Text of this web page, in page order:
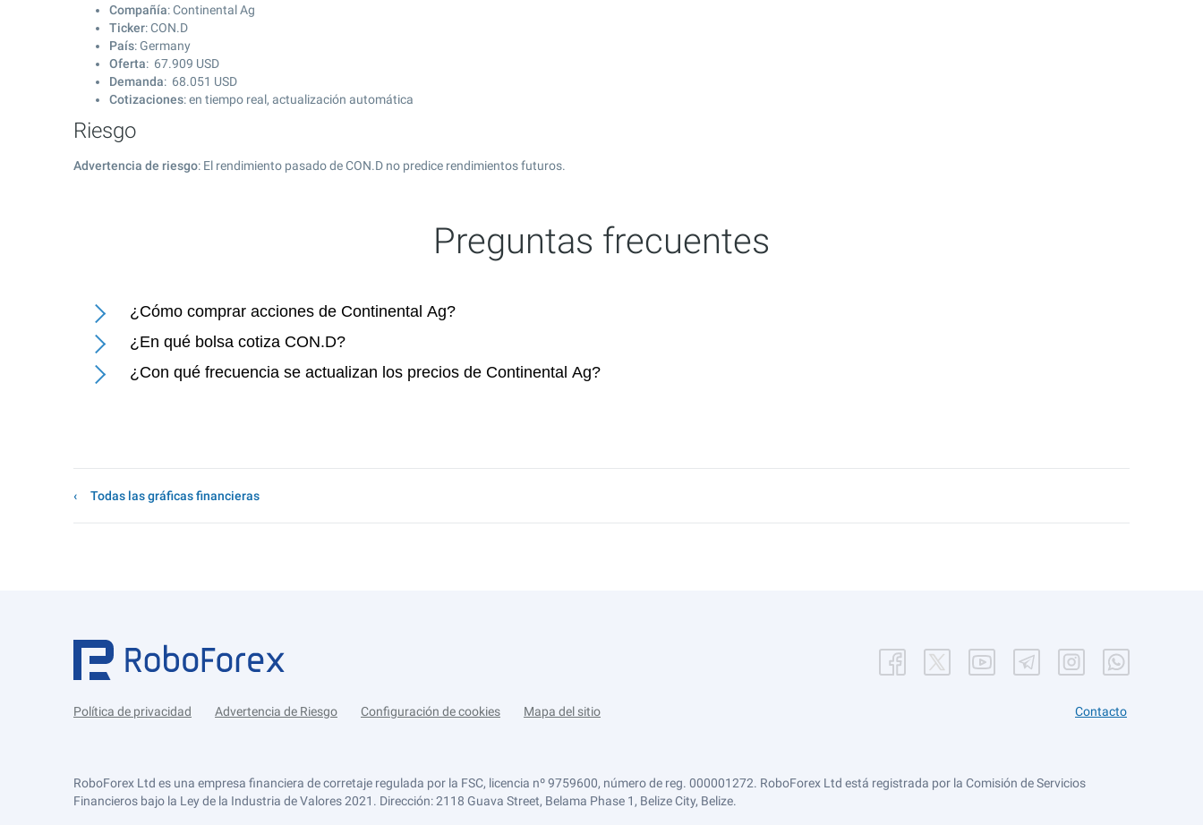
Compañía: Continental Ag
Ticker: CON.D
País: Germany
Oferta: 67.909 USD
Demanda: 68.051 USD
Cotizaciones: en tiempo real, actualización automática
Riesgo
Advertencia de riesgo: El rendimiento pasado de CON.D no predice rendimientos futuros.
Preguntas frecuentes
¿Cómo comprar acciones de Continental Ag?
¿En qué bolsa cotiza CON.D?
¿Con qué frecuencia se actualizan los precios de Continental Ag?
Todas las gráficas financieras
Política de privacidad Advertencia de Riesgo Configuración de cookies Mapa del sitio Contacto
RoboForex Ltd es una empresa financiera de corretaje regulada por la FSC, licencia nº 9759600, número de reg. 000001272. RoboForex Ltd está registrada por la Comisión de Servicios
Financieros bajo la Ley de la Industria de Valores 2021. Dirección: 2118 Guava Street, Belama Phase 1, Belize City, Belize.